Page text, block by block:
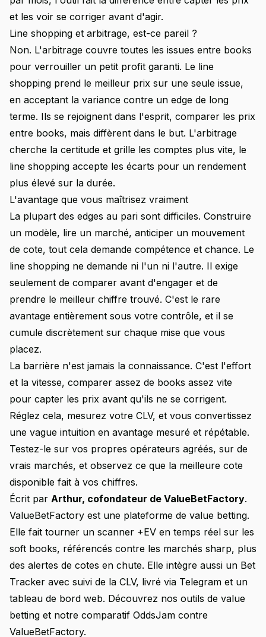
et les voir se corriger avant d'agir.
Line shopping et arbitrage, est-ce pareil ?
Non. L'arbitrage couvre toutes les issues entre books
pour verrouiller un petit profit garanti. Le line
shopping prend le meilleur prix sur une seule issue,
en acceptant la variance contre un edge de long
terme. Ils se rejoignent dans l'esprit, comparer les prix
entre books, mais diffèrent dans le but. L'arbitrage
cherche la certitude et grille les comptes plus vite, le
line shopping accepte les écarts pour un rendement
plus élevé sur la durée.
L'avantage que vous maîtrisez vraiment
La plupart des edges au pari sont difficiles. Construire
un modèle, lire un marché, anticiper un mouvement
de cote, tout cela demande compétence et chance. Le
line shopping ne demande ni l'un ni l'autre. Il exige
seulement de comparer avant d'engager et de
prendre le meilleur chiffre trouvé. C'est le rare
avantage entièrement sous votre contrôle, et il se
cumule discrètement sur chaque mise que vous
placez.
La barrière n'est jamais la connaissance. C'est l'effort
et la vitesse, comparer assez de books assez vite
pour capter les prix avant qu'ils ne se corrigent.
Réglez cela, mesurez votre CLV, et vous convertissez
une vague intuition en avantage mesuré et répétable.
Testez-le sur vos propres opérateurs agréés, sur de
vrais marchés, et observez ce que la meilleure cote
disponible fait à vos chiffres.
Écrit par Arthur, cofondateur de ValueBetFactory.
ValueBetFactory est une plateforme de value betting.
Elle fait tourner un scanner +EV en temps réel sur les
soft books, référencés contre les marchés sharp, plus
des alertes de cotes en chute. Elle intègre aussi un Bet
Tracker avec suivi de la CLV, livré via Telegram et un
tableau de bord web. Découvrez nos outils de value
betting et notre comparatif OddsJam contre
ValueBetFactory.